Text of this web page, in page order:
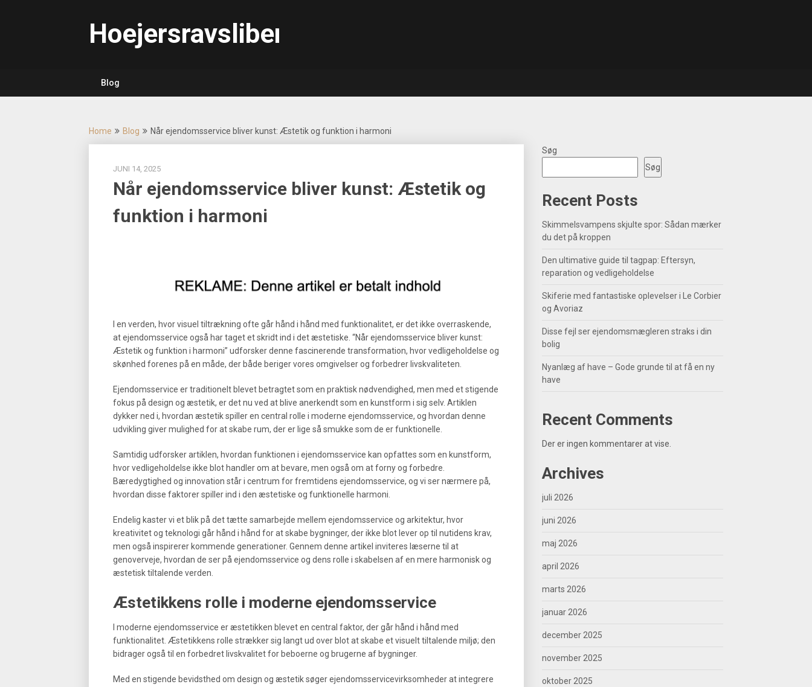
Hoejersravsliberi.dk
Blog
Home Blog Når ejendomsservice bliver kunst: Æstetik og funktion i harmoni
JUNI 14, 2025
Når ejendomsservice bliver kunst: Æstetik og
funktion i harmoni
I en verden, hvor visuel tiltrækning ofte går hånd i hånd med funktionalitet, er det ikke overraskende,
at ejendomsservice også har taget et skridt ind i det æstetiske. “Når ejendomsservice bliver kunst:
Æstetik og funktion i harmoni” udforsker denne fascinerende transformation, hvor vedligeholdelse og
skønhed forenes på en måde, der både beriger vores omgivelser og forbedrer livskvaliteten.
Ejendomsservice er traditionelt blevet betragtet som en praktisk nødvendighed, men med et stigende
fokus på design og æstetik, er det nu ved at blive anerkendt som en kunstform i sig selv. Artiklen
dykker ned i, hvordan æstetik spiller en central rolle i moderne ejendomsservice, og hvordan denne
udvikling giver mulighed for at skabe rum, der er lige så smukke som de er funktionelle.
Samtidig udforsker artiklen, hvordan funktionen i ejendomsservice kan opfattes som en kunstform,
hvor vedligeholdelse ikke blot handler om at bevare, men også om at forny og forbedre.
Bæredygtighed og innovation står i centrum for fremtidens ejendomsservice, og vi ser nærmere på,
hvordan disse faktorer spiller ind i den æstetiske og funktionelle harmoni.
Endelig kaster vi et blik på det tætte samarbejde mellem ejendomsservice og arkitektur, hvor
kreativitet og teknologi går hånd i hånd for at skabe bygninger, der ikke blot lever op til nutidens krav,
men også inspirerer kommende generationer. Gennem denne artikel inviteres læserne til at
genoverveje, hvordan de ser på ejendomsservice og dens rolle i skabelsen af en mere harmonisk og
æstetisk tiltalende verden.
Æstetikkens rolle i moderne ejendomsservice
I moderne ejendomsservice er æstetikken blevet en central faktor, der går hånd i hånd med
funktionalitet. Æstetikkens rolle strækker sig langt ud over blot at skabe et visuelt tiltalende miljø; den
bidrager også til en forbedret livskvalitet for beboerne og brugerne af bygninger.
Med en stigende bevidsthed om design og æstetik søger ejendomsservicevirksomheder at integrere
Søg
Søg
Recent Posts
Skimmelsvampens skjulte spor: Sådan mærker
du det på kroppen
Den ultimative guide til tagpap: Eftersyn,
reparation og vedligeholdelse
Skiferie med fantastiske oplevelser i Le Corbier
og Avoriaz
Disse fejl ser ejendomsmægleren straks i din
bolig
Nyanlæg af have – Gode grunde til at få en ny
have
Recent Comments
Der er ingen kommentarer at vise.
Archives
juli 2026
juni 2026
maj 2026
april 2026
marts 2026
januar 2026
december 2025
november 2025
oktober 2025